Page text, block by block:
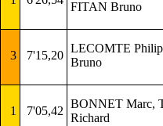
FITAN Bruno
3 7'15,20
LECOMTE
Bruno
1 7'05,42
BONNET Marc,
Richard